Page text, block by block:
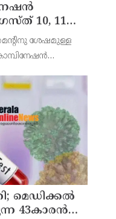
10, 11
ശേഷമുള്ള
മെഡിക്കൽ
43കാരൻ